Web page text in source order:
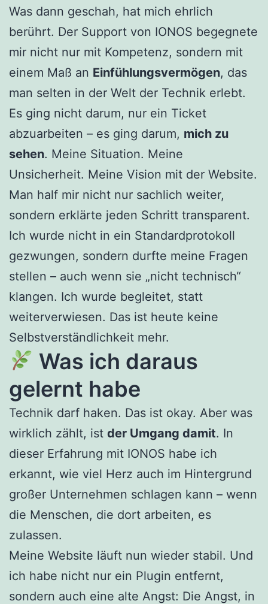
Was dann geschah, hat mich ehrlich
berührt. Der Support von IONOS begegnete
mir nicht nur mit Kompetenz, sondern mit
einem Maß an Einfühlungsvermögen, das
man selten in der Welt der Technik erlebt.
Es ging nicht darum, nur ein Ticket
abzuarbeiten – es ging darum, mich zu
sehen. Meine Situation. Meine
Unsicherheit. Meine Vision mit der Website.
Man half mir nicht nur sachlich weiter,
sondern erklärte jeden Schritt transparent.
Ich wurde nicht in ein Standardprotokoll
gezwungen, sondern durfte meine Fragen
stellen – auch wenn sie „nicht technisch“
klangen. Ich wurde begleitet, statt
weiterverwiesen. Das ist heute keine
Selbstverständlichkeit mehr.
Was ich daraus
gelernt habe
Technik darf haken. Das ist okay. Aber was
wirklich zählt, ist der Umgang damit. In
dieser Erfahrung mit IONOS habe ich
erkannt, wie viel Herz auch im Hintergrund
großer Unternehmen schlagen kann – wenn
die Menschen, die dort arbeiten, es
zulassen.
Meine Website läuft nun wieder stabil. Und
ich habe nicht nur ein Plugin entfernt,
sondern auch eine alte Angst: Die Angst, in